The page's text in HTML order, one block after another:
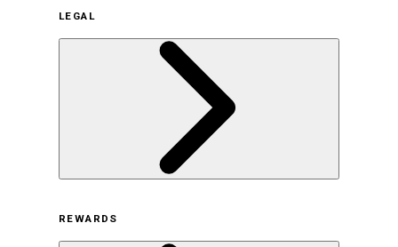
サステナビリティの取り組み（日本）
サステナビリティの取り組み（米国/英語）
ヒストリー
採用情報
LEGAL
オンラインストア利用規約
REWARDS